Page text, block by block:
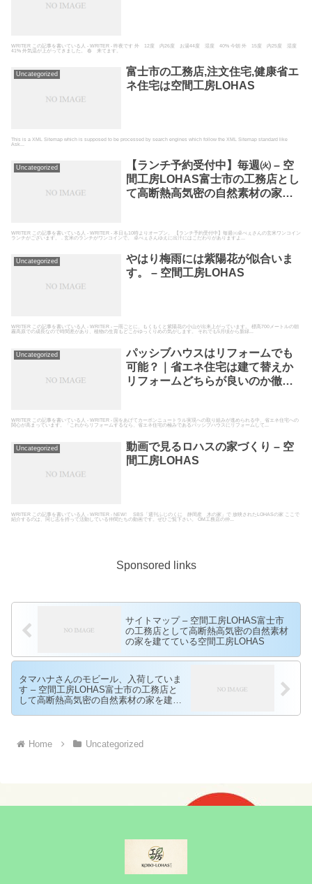
WRITER この記事を書いている人 - WRITER - 昨夜です 外 12度 内26度 お湯44度 湿度 40% 今朝 外 15度 内25度 湿度
41% 外気温が上がってきました。 春 来てます。
Uncategorized
富士市の工務店,注文住宅,健康省エ
ネ住宅は空間工房LOHAS
This is a XML Sitemap which is supposed to be processed by search engines which follow the XML Sitemap standard like
Ask...
Uncategorized
【ランチ予約受付中】毎週㈫ – 空
間工房LOHAS富士市の工務店とし
て高断熱高気密の自然素材の家を
WRITER この記事を書いている人 - WRITER - 本日も10時よりオープン。 【ランチ予約受付中】毎週㈫卓べぇさんの玄米ワンコイン
ランチがございます。 . 玄米のランチがワンコインで。 卓べぇさんゆえに出汁にはこだわりがありますよ...
Uncategorized
やはり梅雨には紫陽花が似合いま
す。 – 空間工房LOHAS
WRITER この記事を書いている人 - WRITER - 一雨ごとに、もくもくと紫陽花の小山が出来上がっています。 標高700メートルの朝
霧高原での成長なので時間差があり、植物の生育もどこかゆっくりめの気がします。 それでも5月頃から新緑...
Uncategorized
パッシブハウスはリフォームでも
可能？｜省エネ住宅は建て替えか
リフォームどちらが良いのか徹底
WRITER この記事を書いている人 - WRITER - 国をあげてカーボンニュートラル実現への取り組みが進められる中、省エネ住宅への
関心が高まっています。「これからリフォームするなら、省エネ住宅の極みであるパッシブハウスにリフォームして...
Uncategorized
動画で見るロハスの家づくり – 空
間工房LOHAS
WRITER この記事を書いている人 - WRITER - NEW! SBS「週刊ふじのくに 静岡産 木の家」で 放映されたLOHASの家 ここで
紹介するのは、同じ志を持って活動している仲間たちの動画です。ぜひご覧下さい。 OM工務店の仲...
Sponsored links
サイトマップ – 空間工房LOHAS富士市
の工務店として高断熱高気密の自然素材
の家を建てている空間工房LOHAS
タマハナさんのモビール、入荷していま
す – 空間工房LOHAS富士市の工務店と
して高断熱高気密の自然素材の家を建て
Home Uncategorized